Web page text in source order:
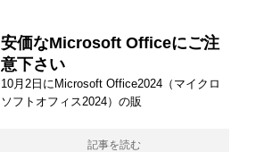
安価なMicrosoft Officeにご注
意下さい
10月2日にMicrosoft Office2024（マイクロ
ソフトオフィス2024）の販
記事を読む